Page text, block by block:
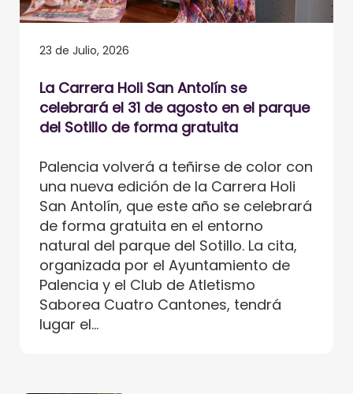
23 de Julio, 2026
La Carrera Holi San Antolín se
celebrará el 31 de agosto en el parque
del Sotillo de forma gratuita
Palencia volverá a teñirse de color con
una nueva edición de la Carrera Holi
San Antolín, que este año se celebrará
de forma gratuita en el entorno
natural del parque del Sotillo. La cita,
organizada por el Ayuntamiento de
Palencia y el Club de Atletismo
Saborea Cuatro Cantones, tendrá
lugar el...